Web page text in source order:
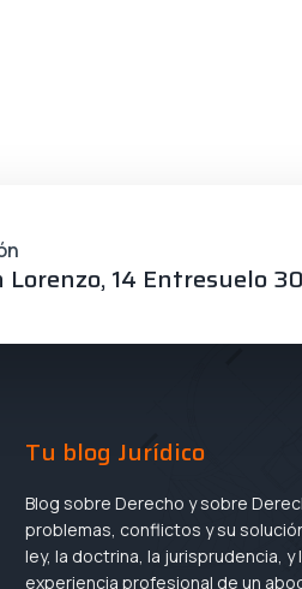
Lorenzo, 14 Entresuelo
Tu blog Jurídico
Blog sobre Derecho y sobre
problemas, conflictos y su
ley, la doctrina, la jurisprudencia, y
experiencia profesional de un